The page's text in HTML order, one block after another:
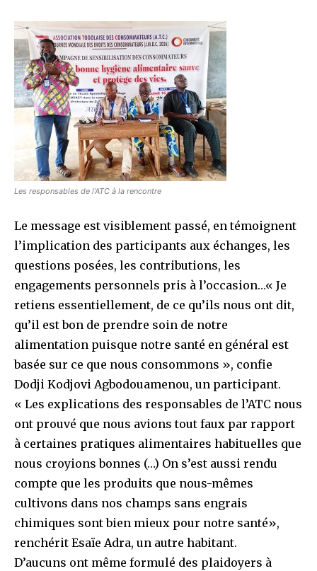
Les responsables de l’ATC à la rencontre
Le message est visiblement passé, en témoignent
l’implication des participants aux échanges, les
questions posées, les contributions, les
engagements personnels pris à l’occasion…« Je
retiens essentiellement, de ce qu’ils nous ont dit,
qu’il est bon de prendre soin de notre
alimentation puisque notre santé en général est
basée sur ce que nous consommons », confie
Dodji Kodjovi Agbodouamenou, un participant.
« Les explications des responsables de l’ATC nous
ont prouvé que nous avions tout faux par rapport
à certaines pratiques alimentaires habituelles que
nous croyions bonnes (…) On s’est aussi rendu
compte que les produits que nous-mêmes
cultivons dans nos champs sans engrais
chimiques sont bien mieux pour notre santé»,
renchérit Esaïe Adra, un autre habitant.
D’aucuns ont même formulé des plaidoyers à